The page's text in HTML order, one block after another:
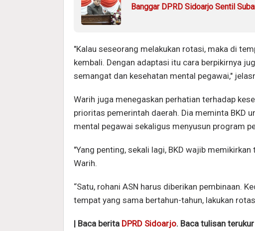
Banggar DPRD Sidoarjo Sentil
"Kalau seseorang melakukan rotasi, maka di
kembali. Dengan adaptasi itu cara berpikirnya
semangat dan kesehatan mental pegawai,"
Warih juga menegaskan perhatian terhadap
prioritas pemerintah daerah. Dia meminta BKD
mental pegawai sekaligus menyusun program
"Yang penting, sekali lagi, BKD wajib
Warih.
“Satu, rohani ASN harus diberikan pembinaan.
tempat yang sama bertahun-tahun, lakukan
| Baca berita DPRD Sidoarjo. Baca tulisan terukur